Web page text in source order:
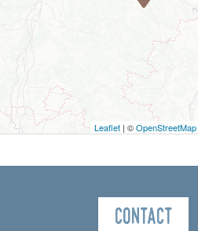
Leaflet | ©OpenStreetMap
Contact